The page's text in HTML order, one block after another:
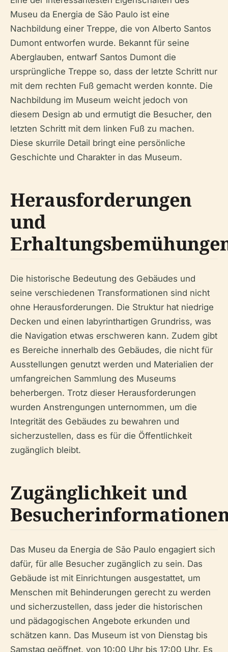
Museu da Energia de São Paulo ist eine
Nachbildung einer Treppe, die von Alberto Santos
Dumont entworfen wurde. Bekannt für seine
Aberglauben, entwarf Santos Dumont die
ursprüngliche Treppe so, dass der letzte Schritt nur
mit dem rechten Fuß gemacht werden konnte. Die
Nachbildung im Museum weicht jedoch von
diesem Design ab und ermutigt die Besucher, den
letzten Schritt mit dem linken Fuß zu machen.
Diese skurrile Detail bringt eine persönliche
Geschichte und Charakter in das Museum.
Herausforderungen
und
Die historische Bedeutung des Gebäudes und
seine verschiedenen Transformationen sind nicht
ohne Herausforderungen. Die Struktur hat niedrige
Decken und einen labyrinthartigen Grundriss, was
die Navigation etwas erschweren kann. Zudem gibt
es Bereiche innerhalb des Gebäudes, die nicht für
Ausstellungen genutzt werden und Materialien der
umfangreichen Sammlung des Museums
beherbergen. Trotz dieser Herausforderungen
wurden Anstrengungen unternommen, um die
Integrität des Gebäudes zu bewahren und
sicherzustellen, dass es für die Öffentlichkeit
zugänglich bleibt.
Zugänglichkeit und
Das Museu da Energia de São Paulo engagiert sich
dafür, für alle Besucher zugänglich zu sein. Das
Gebäude ist mit Einrichtungen ausgestattet, um
Menschen mit Behinderungen gerecht zu werden
und sicherzustellen, dass jeder die historischen
und pädagogischen Angebote erkunden und
schätzen kann. Das Museum ist von Dienstag bis
Samstag geöffnet, von 10:00 Uhr bis 17:00 Uhr. Es